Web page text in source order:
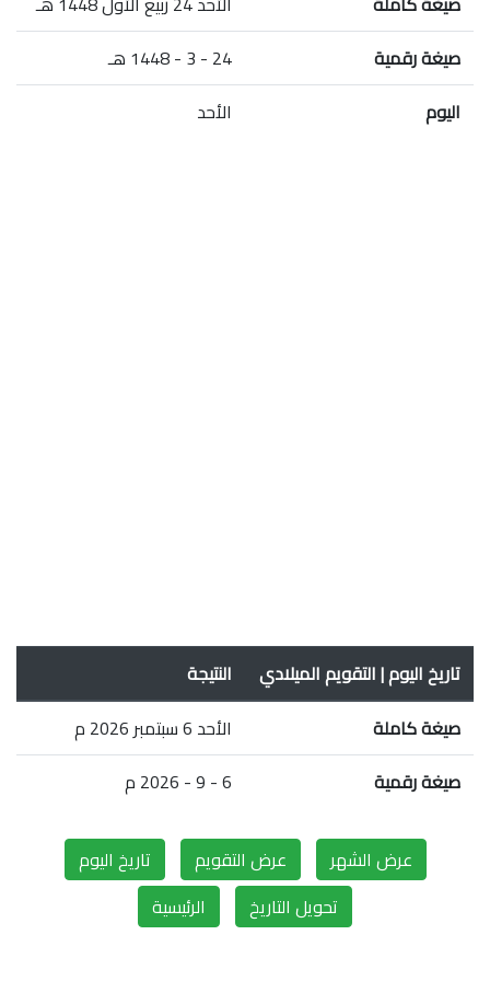
صيغة رقمية
24 - 3 - 1448 هـ
اليوم
الأحد
تاريخ اليوم | التقويم الميلادي
النتيجة
صيغة كاملة
الأحد 6 سبتمبر 2026 م
صيغة رقمية
6 - 9 - 2026 م
عرض الشهر عرض التقويم
تاريخ اليوم
تحويل التاريخ
الرئيسية